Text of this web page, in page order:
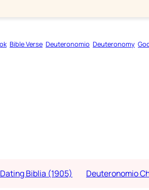
Bible Verse Deuteronomio Deuteronomy
Biblia (1905) Deuteronomio